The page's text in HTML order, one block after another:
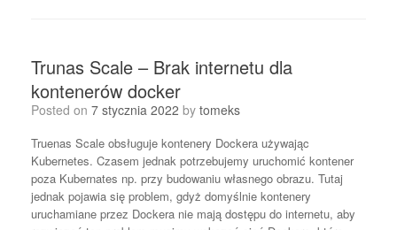
Trunas Scale – Brak internetu dla
kontenerów docker
Posted on 7 stycznia 2022 by tomeks
Truenas Scale obsługuje kontenery Dockera używając
Kubernetes. Czasem jednak potrzebujemy uruchomić kontener
poza Kubernates np. przy budowaniu własnego obrazu. Tutaj
jednak pojawia się problem, gdyż domyślnie kontenery
uruchamiane przez Dockera nie mają dostępu do internetu, aby